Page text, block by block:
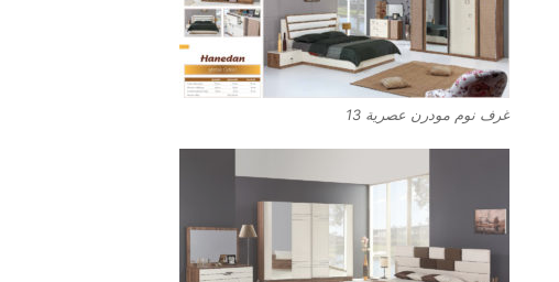
غرف نوم مودرن عصرية 13